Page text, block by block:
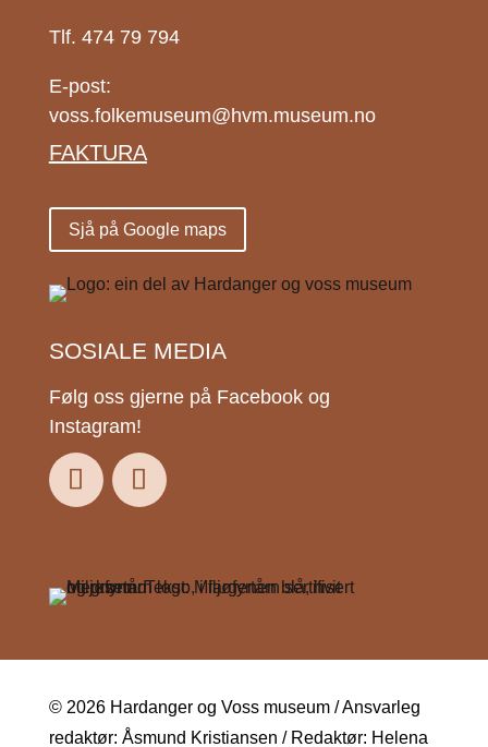
Tlf. 474 79 794
E-post:
voss.folkemuseum@hvm.museum.no
FAKTURA
Sjå på Google maps
SOSIALE MEDIA
Følg oss gjerne på Facebook og
Instagram!
© 2026 Hardanger og Voss museum / Ansvarleg
redaktør: Åsmund Kristiansen / Redaktør: Helena